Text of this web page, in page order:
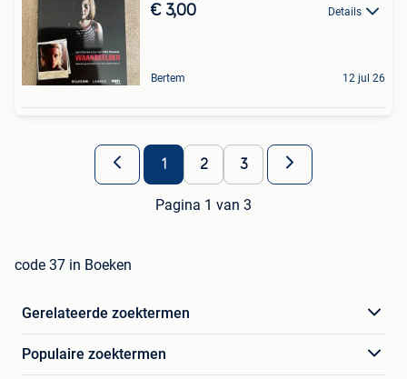
€ 3,00 Details
Bertem 12 jul 26
1 2 3
Pagina 1 van 3
code 37 in Boeken
Gerelateerde zoektermen
Populaire zoektermen